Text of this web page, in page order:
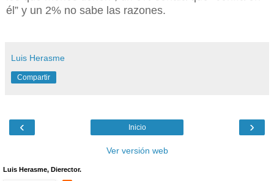
él” y un 2% no sabe las razones.
Luis Herasme
Compartir
‹ ›
Inicio
Ver versión web
Luis Herasme, Dierector.